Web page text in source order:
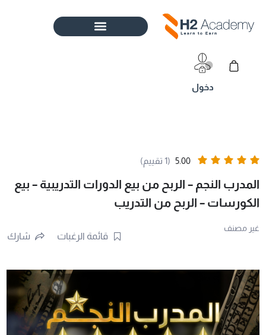
المحتوى
Cart
5.00 (1 تقييم)
المدرب النجم – الربح من بيع الدورات التدريبية – بيع
الكورسات – الربح من التدريب
غير مصنف
قائمة الرغبات شارك